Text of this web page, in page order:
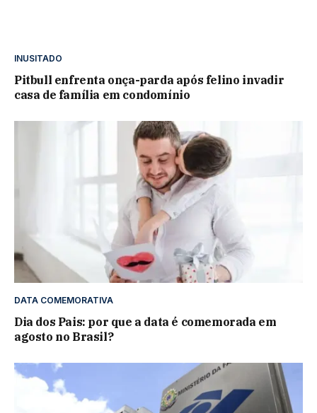
INUSITADO
Pitbull enfrenta onça-parda após felino invadir
casa de família em condomínio
DATA COMEMORATIVA
Dia dos Pais: por que a data é comemorada em
agosto no Brasil?